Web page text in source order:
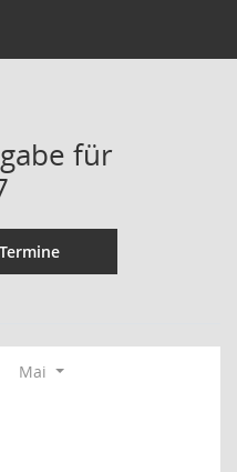
für
Termine
Mai